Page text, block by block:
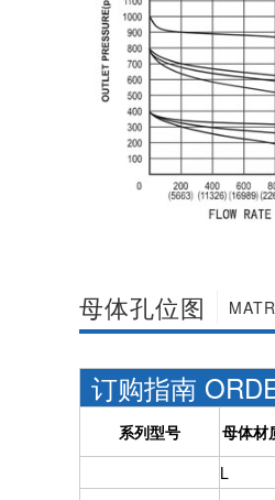
母体孔位图
订购指南
系列型号
母体材
L